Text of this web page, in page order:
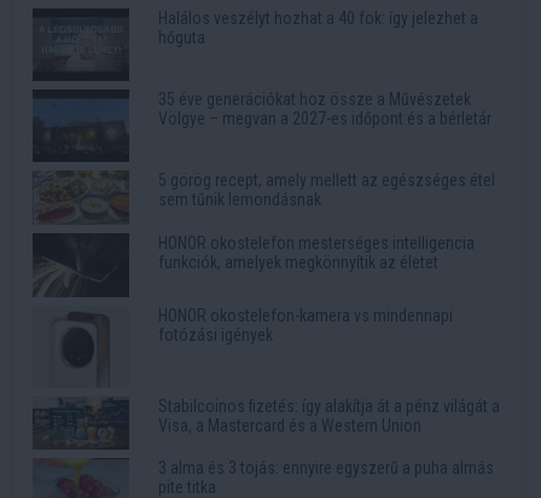
Halálos veszélyt hozhat a 40 fok: így jelezhet a
hőguta
35 éve generációkat hoz össze a Művészetek
Völgye – megvan a 2027-es időpont és a bérletár
5 görög recept, amely mellett az egészséges étel
sem tűnik lemondásnak
HONOR okostelefon mesterséges intelligencia
funkciók, amelyek megkönnyítik az életet
HONOR okostelefon-kamera vs mindennapi
fotózási igények
Stabilcoinos fizetés: így alakítja át a pénz világát a
Visa, a Mastercard és a Western Union
3 alma és 3 tojás: ennyire egyszerű a puha almás
pite titka